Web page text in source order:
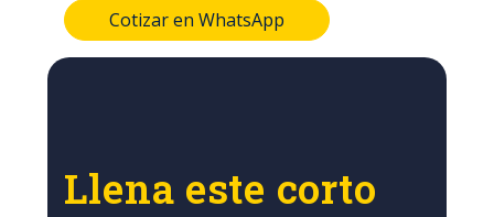
Cotizar en WhatsApp
Llena este corto